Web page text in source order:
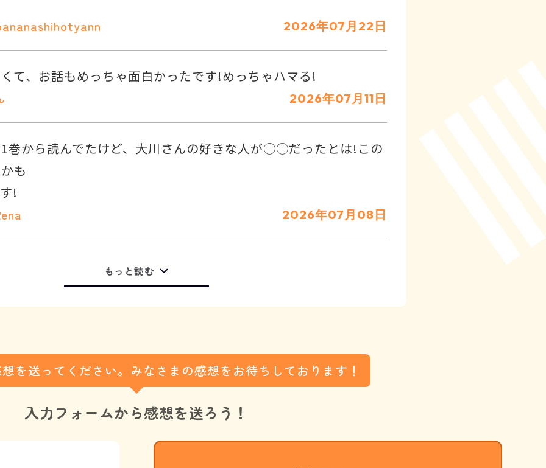
2026年07月22日
て、お話もめっちゃ面白かったです!めっちゃハマる!
2026年07月11日
巻から読んでたけど、大川さんの好きな人が◯◯だったとは!この
も
!
2026年07月08日
もっと読む
を送ってください。みなさまの感想をお待ちしております！
入力フォームから感想を送ろう！